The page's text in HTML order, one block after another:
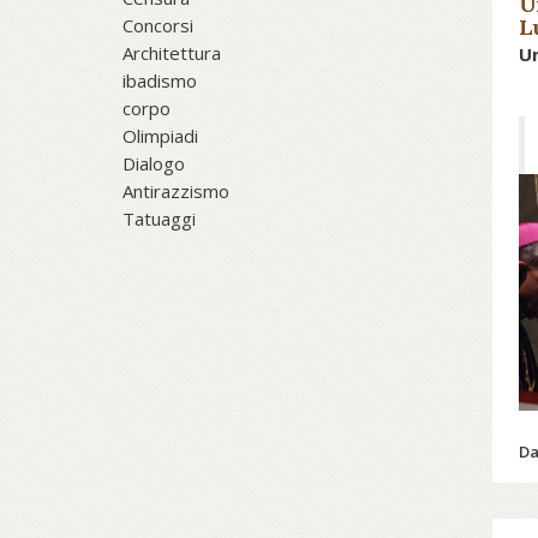
Concorsi
Architettura
ibadismo
corpo
Olimpiadi
Dialogo
Antirazzismo
Tatuaggi